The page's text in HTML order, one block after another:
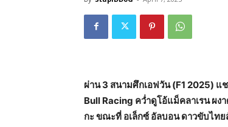
ผ่าน 3 สนามศึกเอฟวัน (F1 2025) แ
Bull Racing คว่ำดูโอ้แม็คลาเรน ผ
กะ ขณะที่ อเล็กซ์ อัลบอน ดาวขับไท